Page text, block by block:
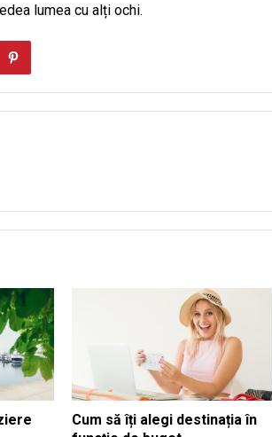
lumea cu alți ochi.
Cum să îți alegi destinația în